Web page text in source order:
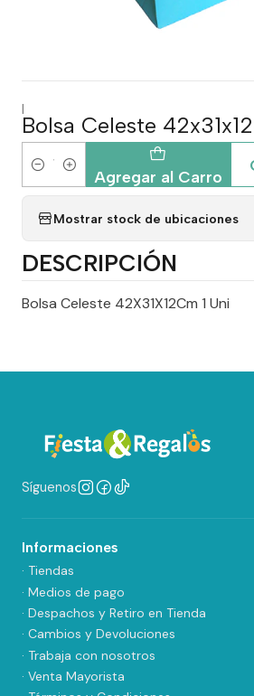
|
Bolsa Celeste
Cantidad Agregar al Carro
Mostrar stock de ubicaciones
DESCRIPCIÓN
Bolsa Celeste 42X31X12Cm 1 Uni
Síguenos
Informaciones
· Tiendas
· Medios de pago
· Despachos y Retiro en Tienda
· Cambios y Devoluciones
· Trabaja con nosotros
· Venta Mayorista